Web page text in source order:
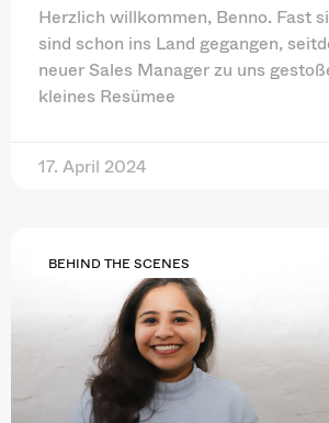
Herzlich willkommen, Benno. Fast
sind schon ins Land gegangen,
neuer Sales Manager zu uns
kleines Resümee
17. April 2024
BEHIND THE SCENES